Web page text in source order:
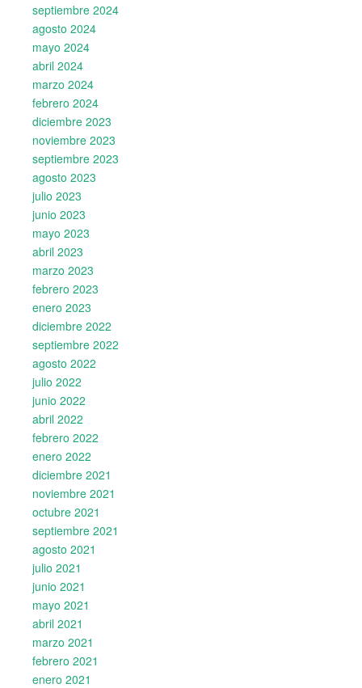
septiembre 2024
agosto 2024
mayo 2024
abril 2024
marzo 2024
febrero 2024
diciembre 2023
noviembre 2023
septiembre 2023
agosto 2023
julio 2023
junio 2023
mayo 2023
abril 2023
marzo 2023
febrero 2023
enero 2023
diciembre 2022
septiembre 2022
agosto 2022
julio 2022
junio 2022
abril 2022
febrero 2022
enero 2022
diciembre 2021
noviembre 2021
octubre 2021
septiembre 2021
agosto 2021
julio 2021
junio 2021
mayo 2021
abril 2021
marzo 2021
febrero 2021
enero 2021